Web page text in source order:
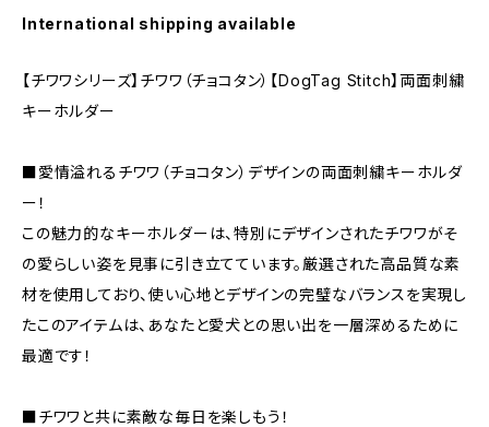
International shipping available
【チワワシリーズ】チワワ（チョコタン）【DogTag Stitch】両面刺繍
キーホルダー
■愛情溢れるチワワ（チョコタン）デザインの両面刺繍キーホルダ
ー！
この魅力的なキーホルダーは、特別にデザインされたチワワがそ
の愛らしい姿を見事に引き立てています。厳選された高品質な素
材を使用しており、使い心地とデザインの完璧なバランスを実現し
たこのアイテムは、あなたと愛犬との思い出を一層深めるために
最適です！
■チワワと共に素敵な毎日を楽しもう！